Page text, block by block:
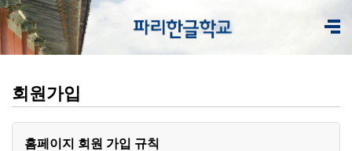
회원가입
홈페이지 회원 가입 규칙